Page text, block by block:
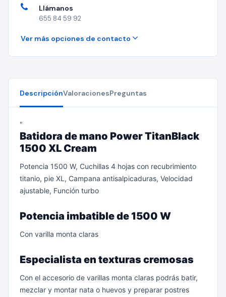
Llámanos
655 84 59 92
Ver más opciones de contacto
DescripciónValoracionesPreguntas
"
Batidora de mano Power TitanBlack
1500 XL Cream
Potencia 1500 W, Cuchillas 4 hojas con recubrimiento
titanio, pie XL, Campana antisalpicaduras, Velocidad
ajustable, Función turbo
Potencia imbatible de 1500 W
Con varilla monta claras
Especialista en texturas cremosas
Con el accesorio de varillas monta claras podrás batir,
mezclar y montar nata o huevos y preparar postres